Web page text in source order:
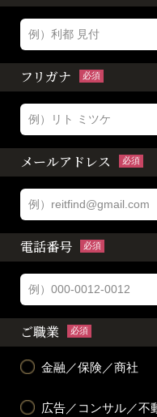
フリガナ 必須
メールアドレス 必須
電話番号 必須
ご職業 必須
金融／保険／商社
広告／コンサル／不